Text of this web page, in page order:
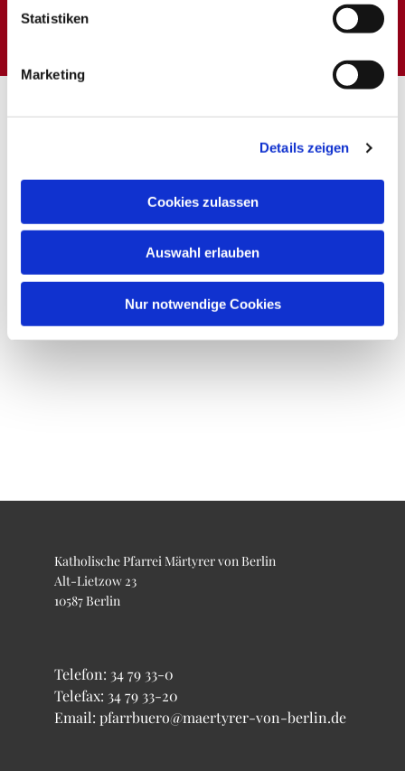
Statistiken
Marketing
Details zeigen
Cookies zulassen
Auswahl erlauben
Nur notwendige Cookies
Katholische Pfarrei Märtyrer von Berlin
Alt-Lietzow 23
10587 Berlin
Telefon: 34 79 33-0
Telefax: 34 79 33-20
Email: pfarrbuero@maertyrer-von-berlin.de